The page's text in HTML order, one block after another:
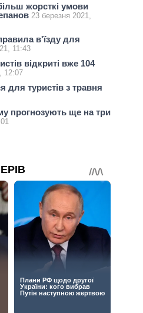
жорсткі умови
23 березня 2021,
в'їзду для
11:43
відкриті вже 104
12:07
для туристів з травня
прогнозують ще на три